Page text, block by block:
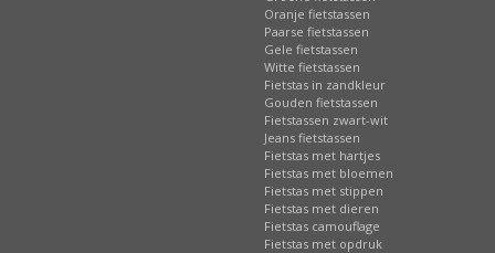
Oranje fietstassen
Paarse fietstassen
Gele fietstassen
Witte fietstassen
Fietstas in zandkleur
Gouden fietstassen
Fietstassen zwart-wit
Jeans fietstassen
Fietstas met hartjes
Fietstas met bloemen
Fietstas met stippen
Fietstas met dieren
Fietstas camouflage
Fietstas met opdruk